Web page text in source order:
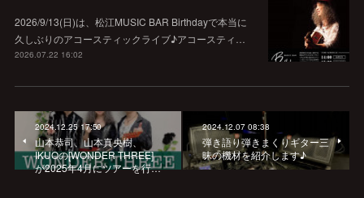
2026/9/13(日)は、松江MUSIC BAR Birthdayで本当に
久しぶりのアコースティックライブ♪アコースティ…
2026.07.22 16:02
2024.12.25 17:50
山本恭司、山本真央樹、
IKUOの[WONDER THREE]
が2025年4月にツアーを行…
2024.12.07 08:38
弾き語り弾きまくりギター三
昧の機材を紹介します♪